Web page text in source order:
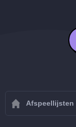
Afspeellijsten